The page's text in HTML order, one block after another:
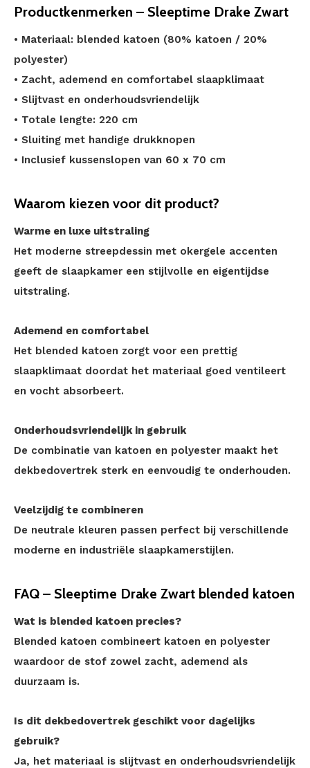
Productkenmerken – Sleeptime Drake Zwart
• Materiaal: blended katoen (80% katoen / 20%
polyester)
• Zacht, ademend en comfortabel slaapklimaat
• Slijtvast en onderhoudsvriendelijk
• Totale lengte: 220 cm
• Sluiting met handige drukknopen
• Inclusief kussenslopen van 60 x 70 cm
Waarom kiezen voor dit product?
Warme en luxe uitstraling
Het moderne streepdessin met okergele accenten
geeft de slaapkamer een stijlvolle en eigentijdse
uitstraling.
Ademend en comfortabel
Het blended katoen zorgt voor een prettig
slaapklimaat doordat het materiaal goed ventileert
en vocht absorbeert.
Onderhoudsvriendelijk in gebruik
De combinatie van katoen en polyester maakt het
dekbedovertrek sterk en eenvoudig te onderhouden.
Veelzijdig te combineren
De neutrale kleuren passen perfect bij verschillende
moderne en industriële slaapkamerstijlen.
FAQ – Sleeptime Drake Zwart blended katoen
Wat is blended katoen precies?
Blended katoen combineert katoen en polyester
waardoor de stof zowel zacht, ademend als
duurzaam is.
Is dit dekbedovertrek geschikt voor dagelijks
gebruik?
Ja, het materiaal is slijtvast en onderhoudsvriendelijk